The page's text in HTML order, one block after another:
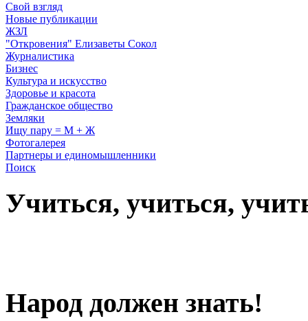
Свой взгляд
Новые публикации
ЖЗЛ
"Откровения" Елизаветы Сокол
Журналистика
Бизнес
Культура и искусство
Здоровье и красота
Гражданское общество
Земляки
Ищу пару = М + Ж
Фотогалерея
Партнеры и единомышленники
Поиск
Учиться, учиться,
Народ должен знать!